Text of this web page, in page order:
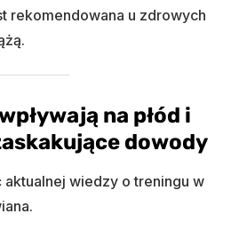
rekomendowana u zdrowych
na płód i
dowody
wiedzy o treningu w